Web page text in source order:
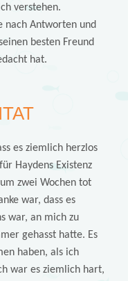
verstehen.
nach Antworten und
besten Freund
hat.
es ziemlich herzlos
Haydens Existenz
zwei Wochen tot
war, dass es
war, an mich zu
gehasst hatte. Es
haben, als ich
war es ziemlich hart,